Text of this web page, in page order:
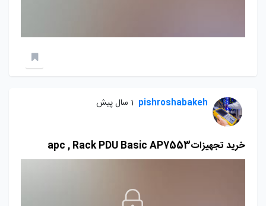
pishroshabakeh 1 سال پیش
خرید تجهیزاتapc , Rack PDU Basic AP7553